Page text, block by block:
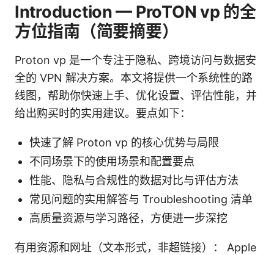
Introduction — ProTON vp 的全
方位指南（简要摘要）
Proton vp 是一个专注于隐私、跨境访问与数据安
全的 VPN 解决方案。本文将提供一个系统性的路
线图，帮助你快速上手、优化设置、评估性能，并
给出购买时的实用建议。要点如下：
快速了解 Proton vp 的核心优势与局限
不同场景下的使用场景和配置要点
性能、隐私与合规性的数据对比与评估方法
常见问题的实用解答与 Troubleshooting 清单
高质量资源与学习路径，方便进一步深挖
有用资源和网址（文本形式，非超链接）： Apple